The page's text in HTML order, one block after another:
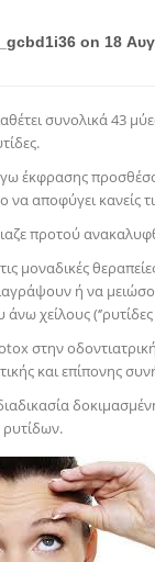
on 18
συνολικά 43
έκφρασης
να αποφύγει κανείς
προτού
μοναδικές
ή να
χείλους
στην
και επίπονης